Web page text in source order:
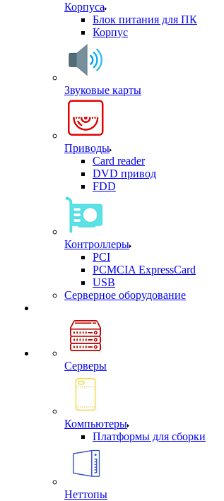
Корпуса
Блок питания для ПК
Корпус
Звуковые карты
Приводы
Card reader
DVD привод
FDD
Контроллеры
PCI
PCMCIA ExpressCard
USB
Cерверное оборудование
Серверы
Компьютеры
Платформы для сборки
Неттопы